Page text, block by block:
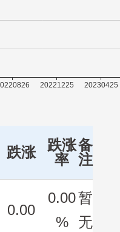
跌涨
跌涨
率
备
注
0.00
0.00
%
暂
无